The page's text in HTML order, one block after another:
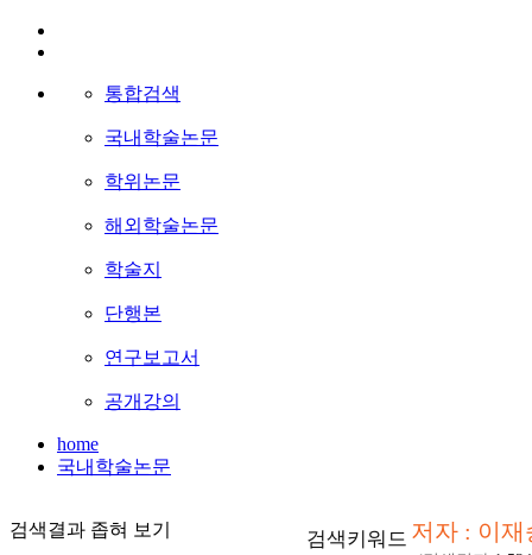
통합검색
국내학술논문
학위논문
해외학술논문
학술지
단행본
연구보고서
공개강의
home
국내학술논문
검색결과 좁혀 보기 검색키워드 저자 : 이재